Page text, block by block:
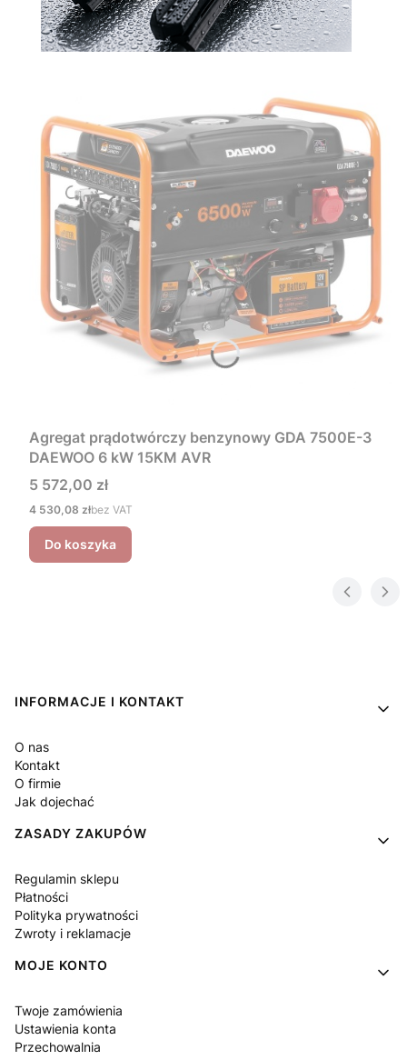
Agregat prądotwórczy benzynowy GDA 7500E-3
DAEWOO 6 kW 15KM AVR
Cena
5 572,00 zł
Cena
4 530,08 złbez VAT
Do koszyka
Linki w stopce
INFORMACJE I KONTAKT
O nas
Kontakt
O firmie
Jak dojechać
ZASADY ZAKUPÓW
Regulamin sklepu
Płatności
Polityka prywatności
Zwroty i reklamacje
MOJE KONTO
Twoje zamówienia
Ustawienia konta
Przechowalnia